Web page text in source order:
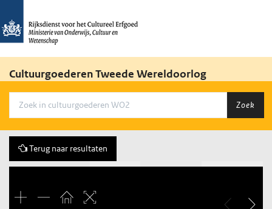
Cultuurgoederen Tweede Wereldoorlog
Zoek
Terug naar resultaten